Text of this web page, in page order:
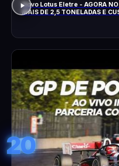
Novo Lotus Eletre - AGORA NO
MAIS DE 2,5 TONELADAS E
20